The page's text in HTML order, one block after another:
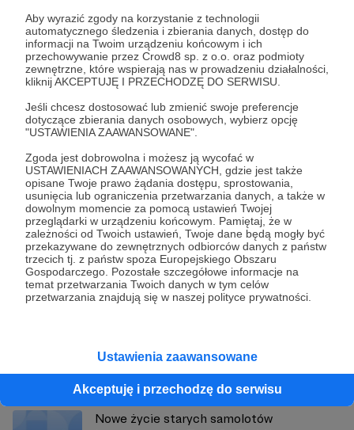
Aby wyrazić zgody na korzystanie z technologii
automatycznego śledzenia i zbierania danych, dostęp do
informacji na Twoim urządzeniu końcowym i ich
przechowywanie przez Crowd8 sp. z o.o. oraz podmioty
zewnętrzne, które wspierają nas w prowadzeniu działalności,
kliknij AKCEPTUJĘ I PRZECHODZĘ DO SERWISU.
Jeśli chcesz dostosować lub zmienić swoje preferencje
dotyczące zbierania danych osobowych, wybierz opcję
"USTAWIENIA ZAAWANSOWANE".
Zgoda jest dobrowolna i możesz ją wycofać w
USTAWIENIACH ZAAWANSOWANYCH, gdzie jest także
opisane Twoje prawo żądania dostępu, sprostowania,
usunięcia lub ograniczenia przetwarzania danych, a także w
dowolnym momencie za pomocą ustawień Twojej
przeglądarki w urządzeniu końcowym. Pamiętaj, że w
zależności od Twoich ustawień, Twoje dane będą mogły być
przekazywane do zewnętrznych odbiorców danych z państw
trzecich tj. z państw spoza Europejskiego Obszaru
Gospodarczego. Pozostałe szczegółowe informacje na
temat przetwarzania Twoich danych w tym celów
przetwarzania znajdują się w naszej polityce prywatności.
Ustawienia zaawansowane
Akceptuję i przechodzę do serwisu
Zaloguj się
Jacek Bartosiak Bliski Wschód Działania militarne
Strategy&Future
Zobacz profil autora
Zobacz również
Nowe życie starych samolotów